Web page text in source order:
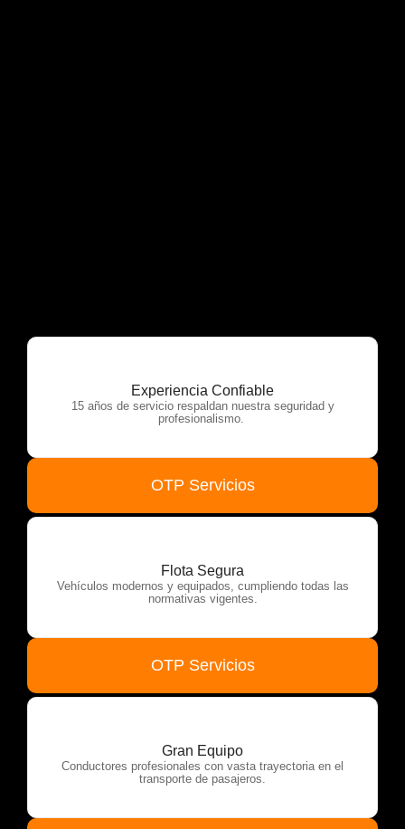
Experiencia Confiable
15 años de servicio respaldan nuestra seguridad y
profesionalismo.
OTP Servicios
Flota Segura
Vehículos modernos y equipados, cumpliendo todas las
normativas vigentes.
OTP Servicios
Gran Equipo
Conductores profesionales con vasta trayectoria en el
transporte de pasajeros.